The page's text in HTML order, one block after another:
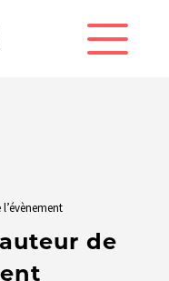
de